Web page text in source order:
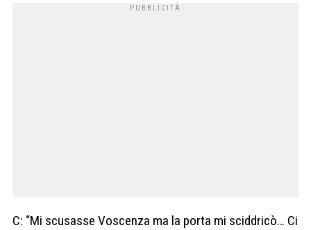
C: “Mi scusasse Voscenza ma la porta mi sciddricò… Ci